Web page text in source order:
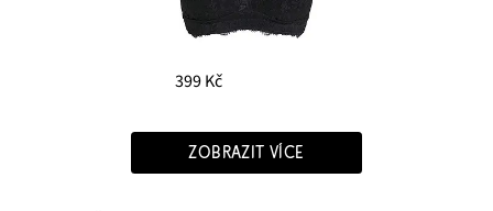
399 Kč
ZOBRAZIT VÍCE